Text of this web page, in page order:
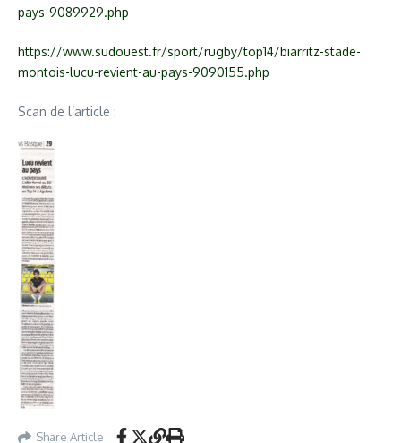
pays-9089929.php
https://www.sudouest.fr/sport/rugby/top14/biarritz-stade-
montois-lucu-revient-au-pays-9090155.php
Scan de l’article :
Share Article